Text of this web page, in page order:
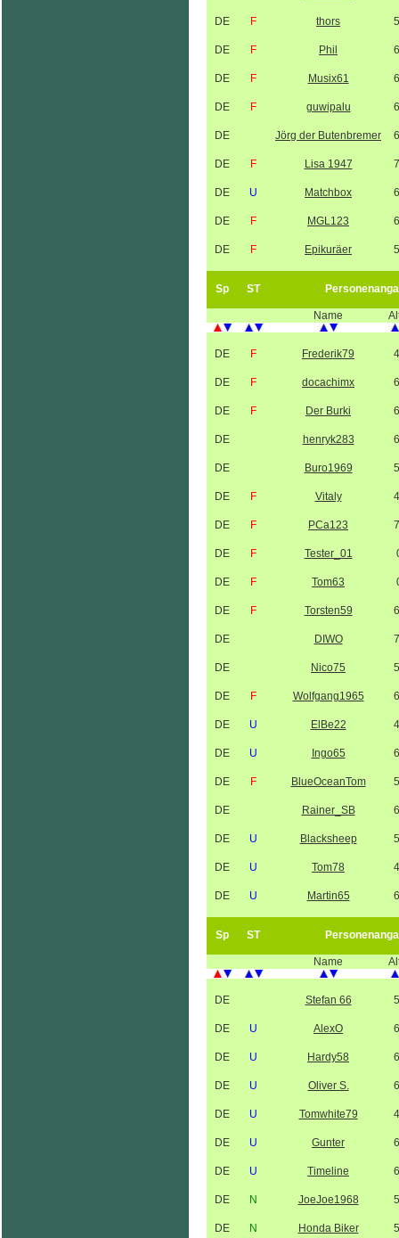
DE F thors
DE F Phil
DE F Musix61
DE F guwipalu
DE Jörg der Butenbremer
DE F Lisa 1947
DE U Matchbox
DE F MGL123
DE F Epikuräer
Sp ST
Name
DE F Frederik79
DE F docachimx
DE F Der Burki
DE henryk283
DE Buro1969
DE F Vitaly
DE F PCa123
DE F Tester_01
DE F Tom63
DE F Torsten59
DE DIWO
DE Nico75
DE F Wolfgang1965
DE U ElBe22
DE U Ingo65
DE F BlueOceanTom
DE Rainer_SB
DE U Blacksheep
DE U Tom78
DE U Martin65
Sp ST
Name
DE Stefan 66
DE U AlexO
DE U Hardy58
DE U Oliver S.
DE U Tomwhite79
DE U Gunter
DE U Timeline
DE N JoeJoe1968
DE N Honda Biker